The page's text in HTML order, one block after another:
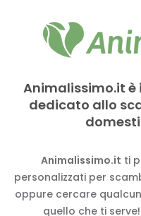
Animalissimo.it
dedicato allo
Animalissimo.itti
personalizzati per
oppure cercare